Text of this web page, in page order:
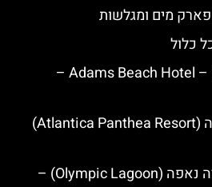
מים ומגלשות
כלול
איה נאפה מלון אדמס – Adams Beach Hotel –
מלון פאנטה איה נאפה (Atlantica Panthea Resort)
מלון אולימפיק לגון איה נאפה (Olympic Lagoon) –